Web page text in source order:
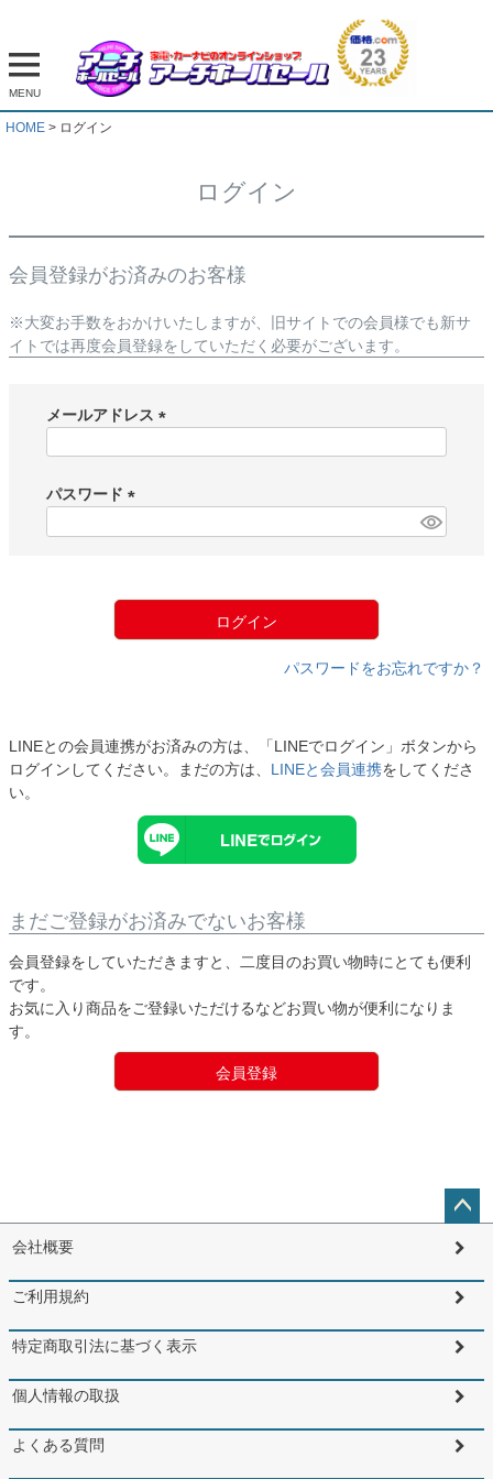
MENU
HOME ログイン
ログイン
会員登録がお済みのお客様
※大変お手数をおかけいたしますが、旧サイトでの会員様でも新サ
イトでは再度会員登録をしていただく必要がございます。
メールアドレス
)
パスワード
ログイン
パスワードをお忘れですか？
LINEとの会員連携がお済みの方は、「LINEでログイン」ボタンから
ログインしてください。まだの方は、 LINEと会員連携をしてくださ
い。
まだご登録がお済みでないお客様
会員登録をしていただきますと、二度目のお買い物時にとても便利
です。
お気に入り商品をご登録いただけるなどお買い物が便利になりま
す。
会員登録
ジト
ップ
へ
会社概要
ご利用規約
特定商取引法に基づく表示
個人情報の取扱
よくある質問